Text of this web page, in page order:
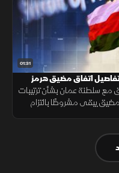
01:31
اتفاق مضيق هرمز
مع سلطنة عمان بشأن ترتيبات
يبقى مشروطًا بالتزام